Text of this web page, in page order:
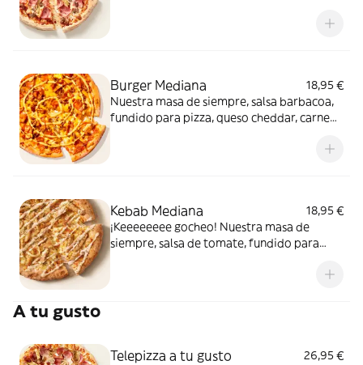
Burger Mediana
18,95 €
Nuestra masa de siempre, salsa barbacoa,
fundido para pizza, queso cheddar, carne
Kebab Mediana
18,95 €
¡Keeeeeeee gocheo! Nuestra masa de
siempre, salsa de tomate, fundido para
A tu gusto
Telepizza a tu gusto
26,95 €